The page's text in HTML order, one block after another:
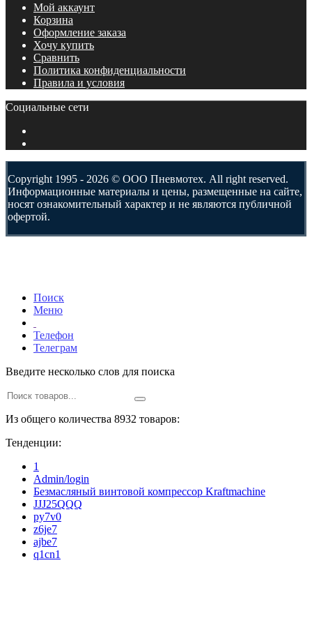
Мой аккаунт
Корзина
Оформление заказа
Хочу купить
Сравнить
Политика конфиденциальности
Правила и условия
Социальные сети
Copyright 1995 - 2026 © ООО Пневмотех. All right reserved.
Информационные материалы и цены, размещенные на сайте,
носят ознакомительный характер и не являются публичной
офертой.
Поиск
Меню
Телефон
Телеграм
Введите несколько слов для поиска
Из общего количества 8932 товаров:
Тенденции:
1
Admin/login
Безмасляный винтовой компрессор Kraftmaсhine
JJJ25QQQ
py7v0
z6je7
ajbe7
q1cn1